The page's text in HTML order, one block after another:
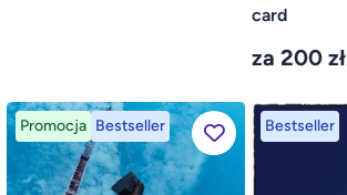
card
za 200 zł
Promocja Bestseller Bestseller